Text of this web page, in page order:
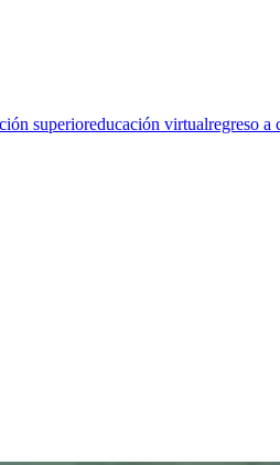
superioreducación virtualregreso a